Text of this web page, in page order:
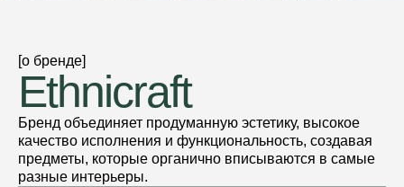
[о бренде]
Ethnicraft
Бренд объединяет продуманную эстетику, высокое
качество исполнения и функциональность, создавая
предметы, которые органично вписываются в самые
разные интерьеры.